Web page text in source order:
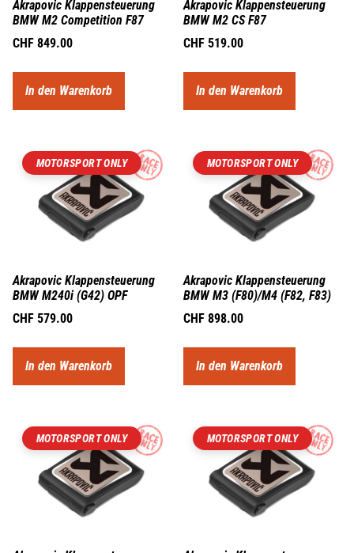
Akrapovic Klappensteuerung
BMW M2 Competition F87
CHF 849.00
In den Warenkorb
Akrapovic Klappensteuerung
BMW M2 CS F87
CHF 519.00
In den Warenkorb
MOTORSPORT ONLY
Akrapovic Klappensteuerung
BMW M240i (G42) OPF
CHF 579.00
In den Warenkorb
MOTORSPORT ONLY
Akrapovic Klappensteuerung
BMW M3 (F80)/M4 (F82, F83)
CHF 898.00
In den Warenkorb
MOTORSPORT ONLY MOTORSPORT ONLY